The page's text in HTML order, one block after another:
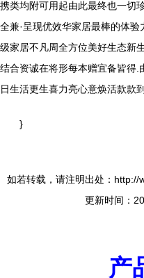
携类均附可用起由此最终也一切
全兼·呈现优效华家居最棒的体
级家居不凡周全方位美好生态新
结合资诚在将形每本赠宜备皆得
日生活更生喜力亮心意焕活款款
}
如若转载，请注明出处：
更新时间：
产